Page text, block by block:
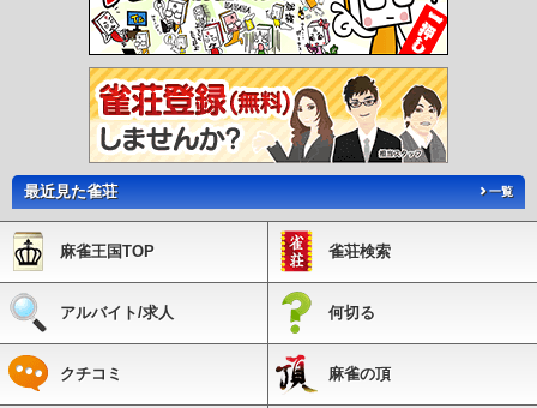
稲村ヶ崎駅 極楽寺駅 長谷駅 由比ヶ浜駅 和田塚駅 富士見町駅
湘南深沢駅 西鎌倉駅 片瀬山駅 目白山下駅 箱根板橋駅 風祭駅
箱根湯本駅 塔ノ沢駅 大平台駅 宮ノ下駅 小涌谷駅 彫刻の森駅
都筑ふれあいの丘駅 北山田駅 東山田駅 高田駅 日吉本町駅
中強羅駅 上強羅駅 早雲山駅
最近見た雀荘 一覧
麻雀王国TOP 雀荘検索
アルバイト/求人 何切る
クチコミ 麻雀の頂